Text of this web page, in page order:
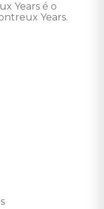
Years é o
Years.